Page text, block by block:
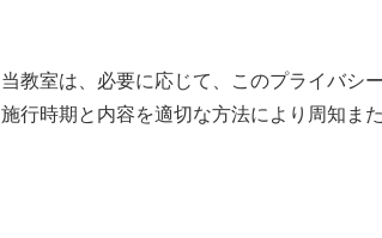
当教室は、必要に応じて、このプライバシ
施行時期と内容を適切な方法により周知ま